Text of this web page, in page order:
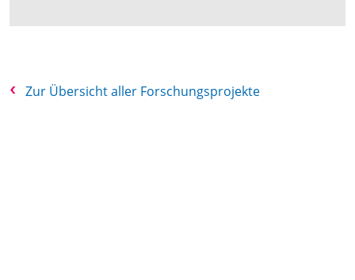
Zur Übersicht aller Forschungsprojekte